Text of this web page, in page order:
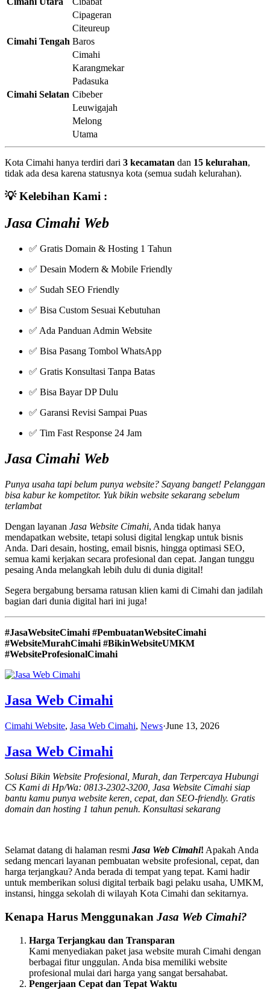
Cipageran
Citeureup
Cimahi Tengah Baros
Cimahi
Karangmekar
Padasuka
Cimahi Selatan Cibeber
Leuwigajah
Melong
Utama
Kota Cimahi hanya terdiri dari 3 kecamatan dan 15 kelurahan,
tidak ada desa karena statusnya kota (semua sudah kelurahan).
💡Kelebihan Kami :
Jasa Cimahi Web
✅ Gratis Domain & Hosting 1 Tahun
✅ Desain Modern & Mobile Friendly
✅ Sudah SEO Friendly
✅ Bisa Custom Sesuai Kebutuhan
✅ Ada Panduan Admin Website
✅ Bisa Pasang Tombol WhatsApp
✅ Gratis Konsultasi Tanpa Batas
✅ Bisa Bayar DP Dulu
✅ Garansi Revisi Sampai Puas
✅ Tim Fast Response 24 Jam
Jasa Cimahi Web
Punya usaha tapi belum punya website? Sayang banget! Pelanggan
bisa kabur ke kompetitor. Yuk bikin website sekarang sebelum
terlambat
Dengan layanan Jasa Website Cimahi, Anda tidak hanya
mendapatkan website, tetapi solusi digital lengkap untuk bisnis
Anda. Dari desain, hosting, email bisnis, hingga optimasi SEO,
semua kami kerjakan secara profesional dan cepat. Jangan tunggu
pesaing Anda melangkah lebih dulu di dunia digital!
Segera bergabung bersama ratusan klien kami di Cimahi dan jadilah
bagian dari dunia digital hari ini juga!
#JasaWebsiteCimahi #PembuatanWebsiteCimahi
#WebsiteMurahCimahi #BikinWebsiteUMKM
#WebsiteProfesionalCimahi
Jasa Web Cimahi
Cimahi Website, Jasa Web Cimahi, News·June 13, 2026
Jasa Web Cimahi
Solusi Bikin Website Profesional, Murah, dan Terpercaya Hubungi
CS Kami di Hp/Wa: 0813-2302-3200, Jasa Website Cimahi siap
bantu kamu punya website keren, cepat, dan SEO-friendly. Gratis
domain dan hosting 1 tahun penuh. Konsultasi sekarang
Selamat datang di halaman resmi Jasa Web Cimahi! Apakah Anda
sedang mencari layanan pembuatan website profesional, cepat, dan
harga terjangkau? Anda berada di tempat yang tepat. Kami hadir
untuk memberikan solusi digital terbaik bagi pelaku usaha, UMKM,
instansi, hingga sekolah di wilayah Kota Cimahi dan sekitarnya.
Kenapa Harus Menggunakan Jasa Web Cimahi?
Harga Terjangkau dan Transparan
Kami menyediakan paket jasa website murah Cimahi dengan
berbagai fitur unggulan. Anda bisa memiliki website
profesional mulai dari harga yang sangat bersahabat.
Pengerjaan Cepat dan Tepat Waktu